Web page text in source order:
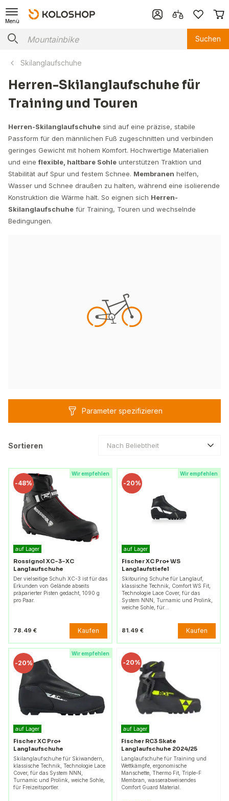
Menü
Suchen
Skilanglaufschuhe
Herren-Skilanglaufschuhe für
Training und Touren
Herren-Skilanglaufschuhe sind auf eine präzise, stabile
Passform für den männlichen Fuß zugeschnitten und verbinden
geringes Gewicht mit hohem Komfort. Hochwertige Materialien
und eineflexible, haltbare Sohle unterstützen Traktion und
Stabilität auf Spur und festem Schnee. Membranen helfen,
Wasser und Schnee draußen zu halten, während eine isolierende
Konstruktion die Wärme hält. So eignen sich Herren-
Skilanglaufschuhe für Training, Touren und wechselnde
Bedingungen.
Parameter spezifizieren
Sortieren Nach Beliebtheit
Wir empfehlen
-48%
auf Lager
Rossignol XC-3-XC
Langlaufschuhe
Der vielseitige Schuh XC-3 ist für das
Erkunden von Gelände abseits
präparierter Pisten gedacht, 1090 g
pro Paar.
78.49 € Kaufen
Wir empfehlen
-20%
auf Lager
Fischer XC Pro+ WS
Langlaufstiefel
Skitouring Schuhe für Langlauf,
klassische Technik, Comfort WS Fit,
Technologie Lace Cover, für das
System NNN, Turnamic und Prolink,
weiche Sohle, für…
81.49 € Kaufen
Wir empfehlen
-20%
auf Lager
Fischer XC Pro+
Langlaufschuhe
Skilanglaufschuhe für Skiwandern,
klassische Technik, Technologie Lace
Cover, für das System NNN,
Turnamic und Prolink, weiche Sohle,
für Freizeitsportler.
-20%
auf Lager
Fischer RC3 Skate
Langlaufschuhe 2024/25
Langlaufschuhe für Training und
Wettkämpfe, ergonomische
Manschette, Thermo Fit, Triple-F
Membran, wasserabweisendes
Comfort Guard Material.